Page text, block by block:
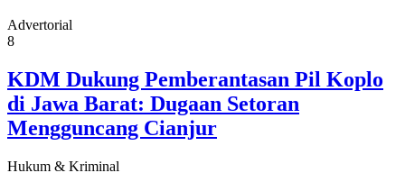
Advertorial
8
KDM Dukung Pemberantasan Pil Koplo
di Jawa Barat: Dugaan Setoran
Mengguncang Cianjur
Hukum & Kriminal